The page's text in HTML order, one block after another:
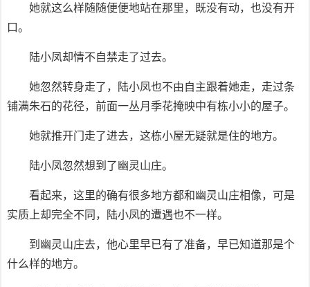
她就这么样随随便便地站在那里，既没有动，也没有开
口。
陆小凤却情不自禁走了过去。
她忽然转身走了，陆小凤也不由自主跟着她走，走过条
铺满朱石的花径，前面一丛月季花掩映中有栋小小的屋子。
她就推开门走了进去，这栋小屋无疑就是住的地方。
陆小凤忽然想到了幽灵山庄。
看起来，这里的确有很多地方都和幽灵山庄相像，可是
实质上却完全不同，陆小凤的遭遇也不一样。
到幽灵山庄去，他心里早已有了准备，早已知道那是个
什么样的地方。